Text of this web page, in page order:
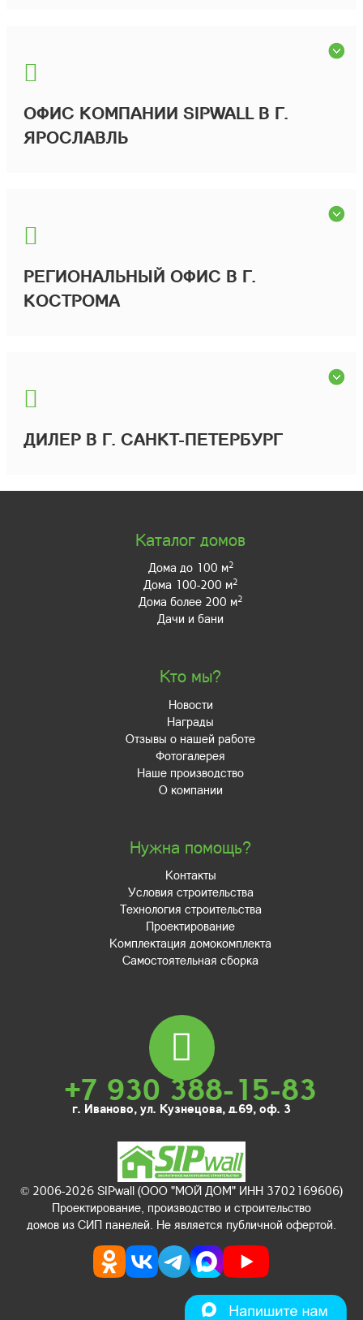
ОФИС КОМПАНИИ SIPWALL В Г.
ЯРОСЛАВЛЬ
РЕГИОНАЛЬНЫЙ ОФИС В Г.
КОСТРОМА
ДИЛЕР В Г. САНКТ-ПЕТЕРБУРГ
Каталог домов
Дома до 100 м2
Дома 100-200 м2
Дома более 200 м2
Дачи и бани
Кто мы?
Новости
Награды
Отзывы о нашей работе
Фотогалерея
Наше производство
О компании
Нужна помощь?
Контакты
Условия строительства
Технология строительства
Проектирование
Комплектация домокомплекта
Самостоятельная сборка
+7 930 388-15-83
г. Иваново, ул. Кузнецова, д.69, оф. 3
© 2006-2026 SIPwall (ООО "МОЙ ДОМ" ИНН 3702169606)
Проектирование, производство и строительство
домов из СИП панелей. Не является публичной офертой.